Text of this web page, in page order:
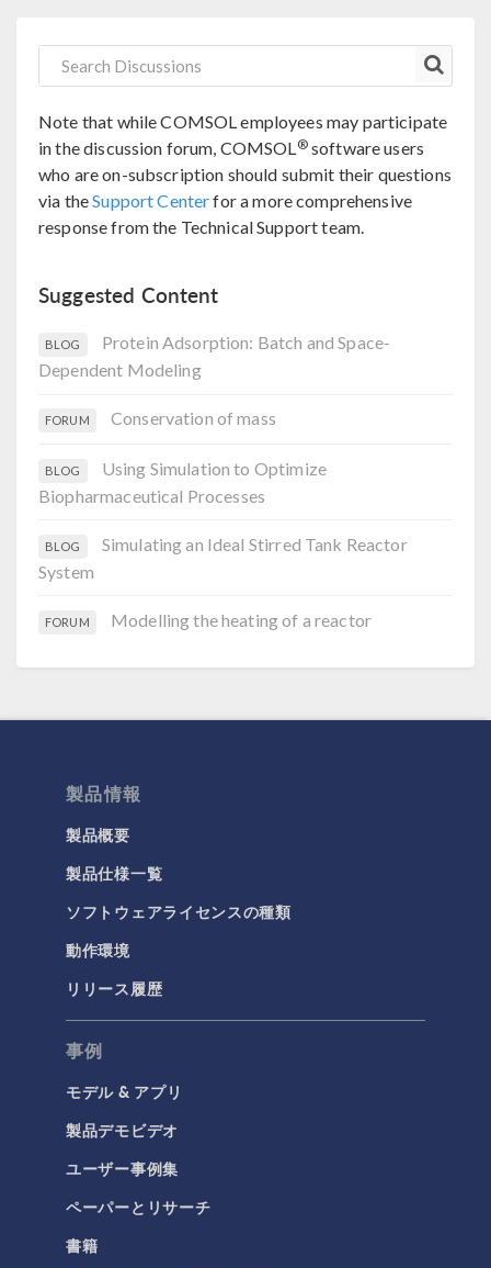
Note that while COMSOL employees may participate
in the discussion forum, COMSOL®software users
who are on-subscription should submit their questions
via theSupport Centerfor a more comprehensive
response from the Technical Support team.
Suggested Content
BLOG
Protein Adsorption: Batch and Space-
Dependent Modeling
FORUM Conservation of mass
BLOG
Using Simulation to Optimize
Biopharmaceutical Processes
BLOG
Simulating an Ideal Stirred Tank Reactor
System
FORUM Modelling the heating of a reactor
製品情報
製品概要
製品仕様一覧
ソフトウェアライセンスの種類
動作環境
リリース履歴
事例
モデル & アプリ
製品デモビデオ
ユーザー事例集
ペーパーとリサーチ
書籍